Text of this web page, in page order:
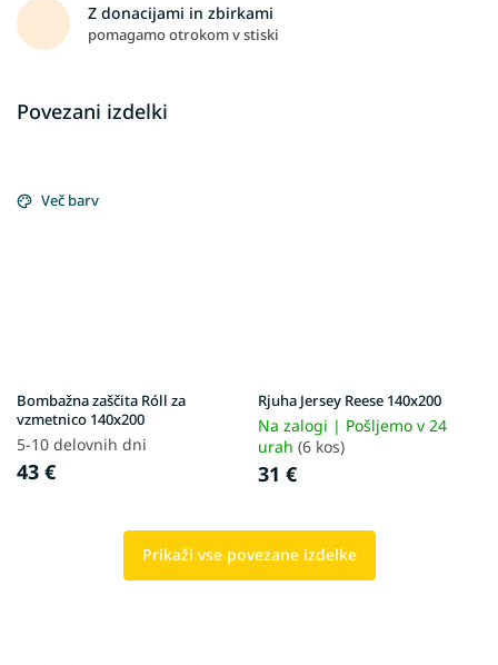
Z donacijami in zbirkami
pomagamo otrokom v stiski
Povezani izdelki
Več barv
Bombažna zaščita Róll za
vzmetnico 140x200
5-10 delovnih dni
43 €
Rjuha Jersey Reese 140x200
Na zalogi | Pošljemo v 24
urah (6 kos)
31 €
Prikaži vse povezane izdelke